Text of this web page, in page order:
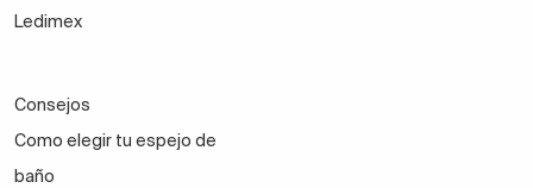
Ledimex
Consejos
Como elegir tu espejo de
baño